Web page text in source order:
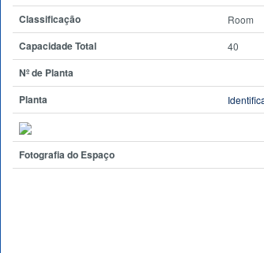
Classificação Room
Capacidade Total 40
Nº de Planta
Planta
Fotografia do Espaço